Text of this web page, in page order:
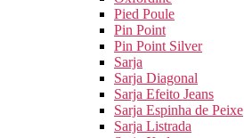
Pied Poule
Pin Point
Pin Point Silver
Sarja
Sarja Diagonal
Sarja Efeito Jeans
Sarja Espinha de Peixe
Sarja Listrada